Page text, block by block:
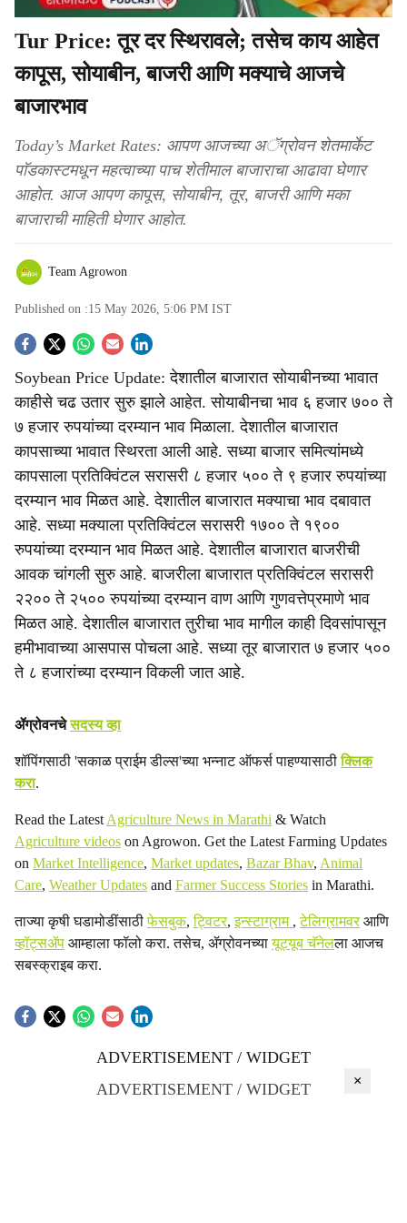
Tur Price: तूर दर स्थिरावले; तसेच काय आहेत
कापूस, सोयाबीन, बाजरी आणि मक्याचे आजचे
बाजारभाव
Today’s Market Rates: आपण आजच्या अॅग्रोवन शेतमार्केट
पाॅडकास्टमधून महत्वाच्या पाच शेतीमाल बाजाराचा आढावा घेणार
आहोत. आज आपण कापूस, सोयाबीन, तूर, बाजरी आणि मका
बाजाराची माहिती घेणार आहोत.
Team Agrowon
Published on :15 May 2026, 5:06 PM IST
S
o
c
i
a
l
s
h
a
r
e
Soybean Price Update: देशातील बाजारात सोयाबीनच्या भावात
काहीसे चढ उतार सुरु झाले आहेत. सोयाबीनचा भाव ६ हजार ७०० ते
७ हजार रुपयांच्या दरम्यान भाव मिळाला. देशातील बाजारात
कापसाच्या भावात स्थिरता आली आहे. सध्या बाजार समित्यांमध्ये
कापसाला प्रतिक्विंटल सरासरी ८ हजार ५०० ते ९ हजार रुपयांच्या
दरम्यान भाव मिळत आहे. देशातील बाजारात मक्याचा भाव दबावात
आहे. सध्या मक्याला प्रतिक्विंटल सरासरी १७०० ते १९००
रुपयांच्या दरम्यान भाव मिळत आहे. देशातील बाजारात बाजरीची
आवक चांगली सुरु आहे. बाजरीला बाजारात प्रतिक्विंटल सरासरी
२२०० ते २५०० रुपयांच्या दरम्यान वाण आणि गुणवत्तेप्रमाणे भाव
मिळत आहे. देशातील बाजारात तुरीचा भाव मागील काही दिवसांपासून
हमीभावाच्या आसपास पोचला आहे. सध्या तूर बाजारात ७ हजार ५००
ते ८ हजारांच्या दरम्यान विकली जात आहे.
ॲग्रोवनचेसदस्य व्हा
शॉपिंगसाठी 'सकाळ प्राईम डील्स'च्या भन्नाट ऑफर्स पाहण्यासाठीक्लिक
करा.
Read the Latest Agriculture News in Marathi & Watch
Agriculture videos on Agrowon. Get the Latest Farming Updates
on Market Intelligence, Market updates, Bazar Bhav, Animal
Care, Weather Updates and Farmer Success Stories in Marathi.
ताज्या कृषी घडामोडींसाठीफेसबुक,ट्विटर,इन्स्टाग्राम ,टेलिग्रामवरआणि
व्हॉट्सॲप आम्हाला फॉलो करा. तसेच, ॲग्रोवनच्यायूट्यूब चॅनेलला आजच
सबस्क्राइब करा.
ADVERTISEMENT / WIDGET
ADVERTISEMENT / WIDGET
×